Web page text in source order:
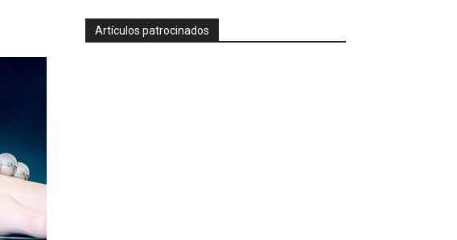
Artículos patrocinados